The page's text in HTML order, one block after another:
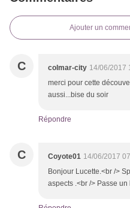
Ajouter un
C colmar-city 14/06/2017
merci pour cette
aussi...bise du soir
Répondre
C Coyote01 14/06/2017
Bonjour Lucette.<br />
aspects .<br /> Passe un